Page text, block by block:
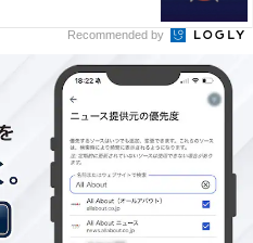
湯畑を望む絶好の立地
Recommended by